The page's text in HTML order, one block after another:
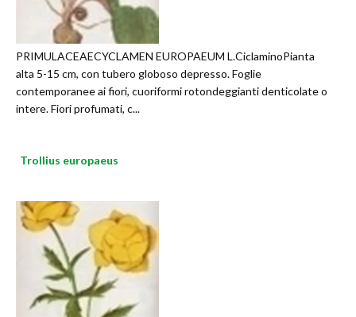
PRIMULACEAECYCLAMEN EUROPAEUM L.CiclaminoPianta
alta 5-15 cm, con tubero globoso depresso. Foglie
contemporanee ai fiori, cuoriformi rotondeggianti denticolate o
intere. Fiori profumati, c...
Trollius europaeus